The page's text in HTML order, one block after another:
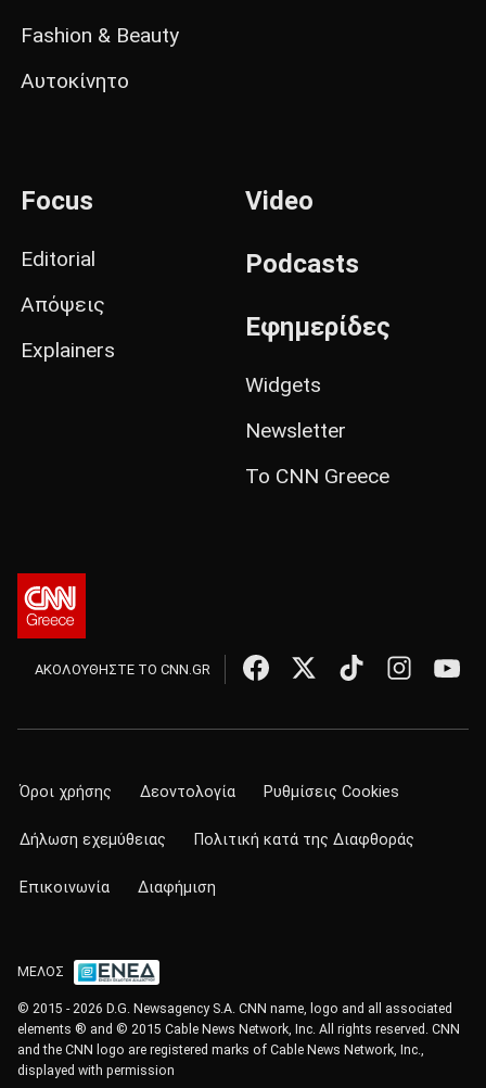
Fashion & Beauty
Αυτοκίνητο
Focus
Editorial
Απόψεις
Explainers
Video
Podcasts
Εφημερίδες
Widgets
Newsletter
Το CNN Greece
ΑΚΟΛΟΥΘΗΣΤΕ ΤΟ CNN.GR
Όροι χρήσης Δεοντολογία Ρυθμίσεις Cookies
Δήλωση εχεμύθειας Πολιτική κατά της Διαφθοράς
Επικοινωνία Διαφήμιση
ΜΕΛΟΣ
© 2015 - 2026 D.G. Newsagency S.A. CNN name, logo and all associated
elements ® and © 2015 Cable News Network, Inc. All rights reserved. CNN
and the CNN logo are registered marks of Cable News Network, Inc.,
displayed with permission